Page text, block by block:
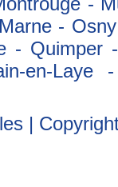
-
-
en-
|